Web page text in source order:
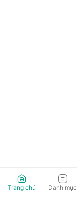
Trang chủ Danh mục